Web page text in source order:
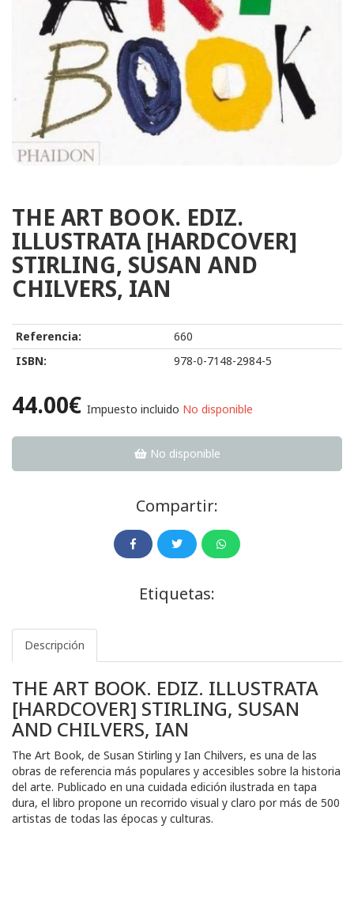
THE ART BOOK. EDIZ.
ILLUSTRATA [HARDCOVER]
STIRLING, SUSAN AND
CHILVERS, IAN
Referencia:
660
ISBN:
978-0-7148-2984-5
44.00€ Impuesto incluido No disponible
No disponible
Compartir:
Etiquetas:
Descripción
THE ART BOOK. EDIZ. ILLUSTRATA
[HARDCOVER] STIRLING, SUSAN
AND CHILVERS, IAN
The Art Book, de Susan Stirling y Ian Chilvers, es una de las
obras de referencia más populares y accesibles sobre la historia
del arte. Publicado en una cuidada edición ilustrada en tapa
dura, el libro propone un recorrido visual y claro por más de 500
artistas de todas las épocas y culturas.